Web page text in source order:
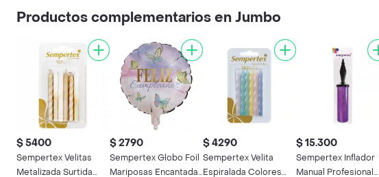
Productos complementarios en Jumbo
$ 5400
Sempertex Velitas
Metalizada Surtida
$ 2790
Sempertex Globo Foil
Mariposas Encantadas
$ 4290
Sempertex Velita
Espiralada Colores
$ 15.300
Sempertex Inflador
Manual Profesional